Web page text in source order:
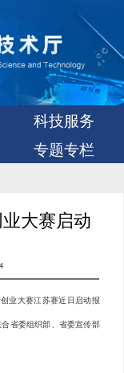
科技服务
专题专栏
大赛启动
业大赛江苏赛近日启动报
省委组织部、省委宣传部